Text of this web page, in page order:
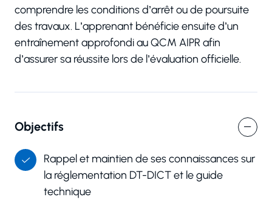
comprendre les conditions d’arrêt ou de poursuite
des travaux. L’apprenant bénéficie ensuite d’un
entraînement approfondi au QCM AIPR afin
d’assurer sa réussite lors de l’évaluation officielle.
Objectifs
Rappel et maintien de ses connaissances sur
la réglementation DT-DICT et le guide
technique